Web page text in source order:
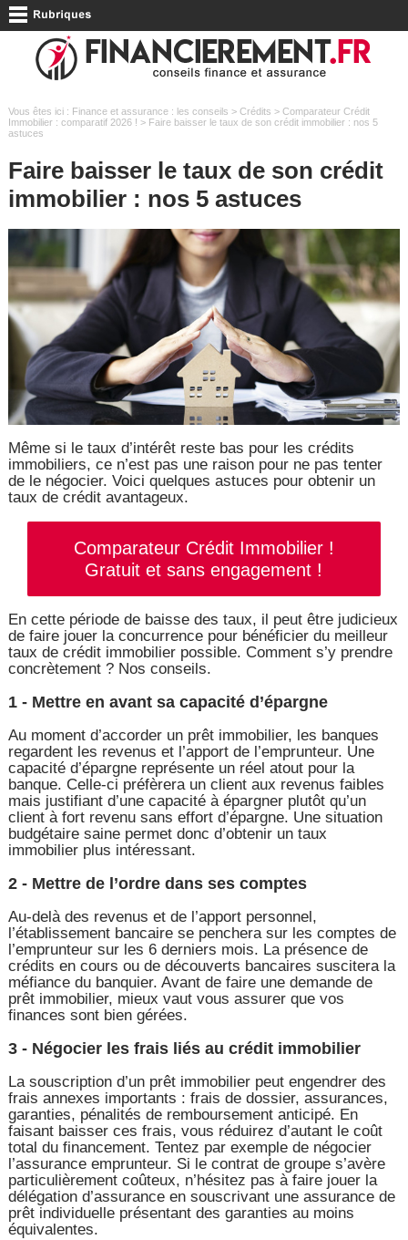
Vous êtes ici : Finance et assurance : les conseils > Crédits > Comparateur Crédit
Immobilier : comparatif 2026 ! > Faire baisser le taux de son crédit immobilier : nos 5
astuces
Faire baisser le taux de son crédit
immobilier : nos 5 astuces
Même si le taux d’intérêt reste bas pour les crédits
immobiliers, ce n’est pas une raison pour ne pas tenter
de le négocier. Voici quelques astuces pour obtenir un
taux de crédit avantageux.
Comparateur Crédit Immobilier !
Gratuit et sans engagement !
En cette période de baisse des taux, il peut être judicieux
de faire jouer la concurrence pour bénéficier du meilleur
taux de crédit immobilier possible. Comment s’y prendre
concrètement ? Nos conseils.
1 - Mettre en avant sa capacité d’épargne
Au moment d’accorder un prêt immobilier, les banques
regardent les revenus et l’apport de l’emprunteur. Une
capacité d’épargne représente un réel atout pour la
banque. Celle-ci préfèrera un client aux revenus faibles
mais justifiant d’une capacité à épargner plutôt qu’un
client à fort revenu sans effort d’épargne. Une situation
budgétaire saine permet donc d’obtenir un taux
immobilier plus intéressant.
2 - Mettre de l’ordre dans ses comptes
Au-delà des revenus et de l’apport personnel,
l’établissement bancaire se penchera sur les comptes de
l’emprunteur sur les 6 derniers mois. La présence de
crédits en cours ou de découverts bancaires suscitera la
méfiance du banquier. Avant de faire une demande de
prêt immobilier, mieux vaut vous assurer que vos
finances sont bien gérées.
3 - Négocier les frais liés au crédit immobilier
La souscription d’un prêt immobilier peut engendrer des
frais annexes importants : frais de dossier, assurances,
garanties, pénalités de remboursement anticipé. En
faisant baisser ces frais, vous réduirez d’autant le coût
total du financement. Tentez par exemple de négocier
l’assurance emprunteur. Si le contrat de groupe s’avère
particulièrement coûteux, n’hésitez pas à faire jouer la
délégation d’assurance en souscrivant une assurance de
prêt individuelle présentant des garanties au moins
équivalentes.